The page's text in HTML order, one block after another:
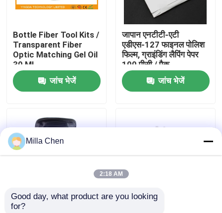
गुणवत्ता नियंत्रण
संपर्क करें
मामलों
एक उद्धरण का अनुरोध करें
फाइबर ऑप्टिक टर्मिनेशन बॉक्स
Bottle Fiber Tool Kits /
Transparent Fiber
Optic Matching Gel Oil
30 ML
जांच भेजें
जापान एनटीटी-एटी
एडीएस-127 फाइनल पोलिश
फिल्म, ग्राइंडिंग लैपिंग पेपर
100 पीसी / पैक
जांच भेजें
बहुउद्देश्यीय फाइबर ऑप्टिक
Milla Chen
2:18 AM
Good day, what product are you looking
for?